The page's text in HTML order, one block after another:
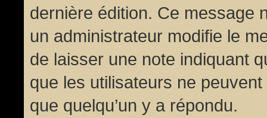
dernière édition. Ce message
un administrateur modifie le
de laisser une note indiquant
que les utilisateurs ne
que quelqu’un y a répondu.